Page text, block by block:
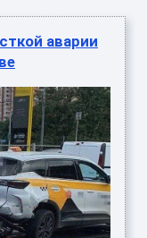
аварии